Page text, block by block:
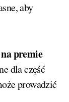
aby
premie
dla część
prowadzić